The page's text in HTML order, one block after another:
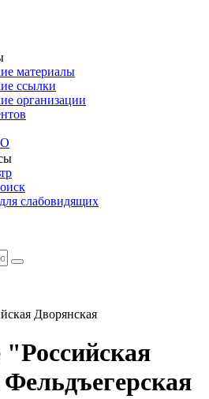
материалы
ссылки
организации
слабовидящих
Дворянская